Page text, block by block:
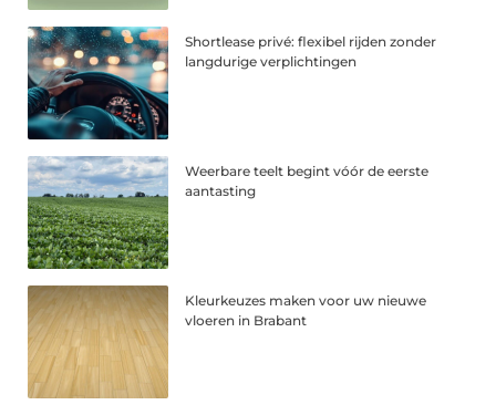
Shortlease privé: flexibel rijden zonder
langdurige verplichtingen
Weerbare teelt begint vóór de eerste
aantasting
Kleurkeuzes maken voor uw nieuwe
vloeren in Brabant